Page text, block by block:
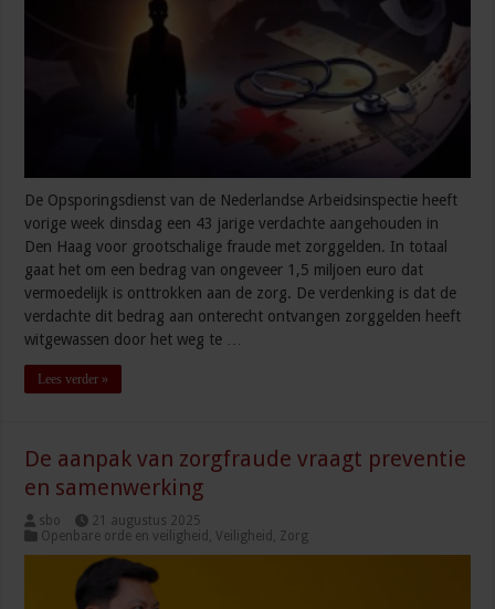
De Opsporingsdienst van de Nederlandse Arbeidsinspectie heeft
vorige week dinsdag een 43 jarige verdachte aangehouden in
Den Haag voor grootschalige fraude met zorggelden. In totaal
gaat het om een bedrag van ongeveer 1,5 miljoen euro dat
vermoedelijk is onttrokken aan de zorg. De verdenking is dat de
verdachte dit bedrag aan onterecht ontvangen zorggelden heeft
witgewassen door het weg te …
Lees verder »
De aanpak van zorgfraude vraagt preventie
en samenwerking
sbo
21 augustus 2025
Openbare orde en veiligheid ,Veiligheid , Zorg